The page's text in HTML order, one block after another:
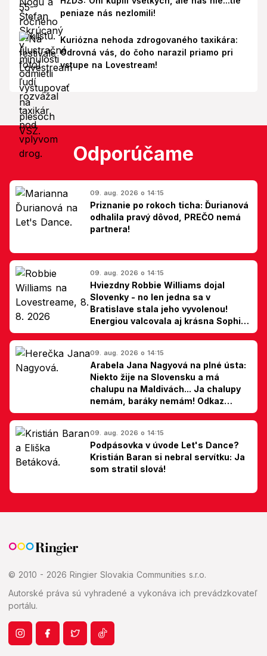
peniaze nás nezlomili!
Kuriózna nehoda zdrogovaného taxikára:
Odrovná vás, do čoho narazil priamo pri
vstupe na Lovestream!
Odporúčame
09. aug. 2026 o 14:15
Priznanie po rokoch ticha: Ďurianová
odhalila pravý dôvod, PREČO nemá
partnera!
09. aug. 2026 o 14:15
Hviezdny Robbie Williams dojal
Slovenky - no len jedna sa v
Bratislave stala jeho vyvolenou!
Energiou valcovala aj krásna Sophie
Ellis-Bextor (foto)
09. aug. 2026 o 14:15
Arabela Jana Nagyová na plné ústa:
Niekto žije na Slovensku a má
chalupu na Maldivách... Ja chalupy
nemám, baráky nemám! Odkaz
Slovákom
09. aug. 2026 o 14:15
Podpásovka v úvode Let's Dance?
Kristián Baran si nebral servítku: Ja
som stratil slová!
© 2010 - 2026 Ringier Slovakia Communities s.r.o.
Autorské práva sú vyhradené a vykonáva ich prevádzkovateľ
portálu.